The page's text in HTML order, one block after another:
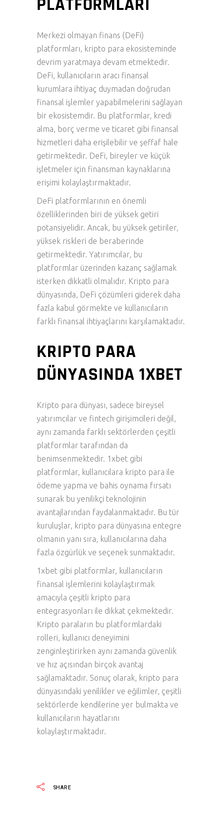
PLATFORMLARI
Merkezi olmayan finans (DeFi)
platformları, kripto para ekosisteminde
devrim yaratmaya devam etmektedir.
DeFi, kullanıcıların aracı finansal
kurumlara ihtiyaç duymadan doğrudan
finansal işlemler yapabilmelerini sağlayan
bir ekosistemdir. Bu platformlar, kredi
alma, borç verme ve ticaret gibi finansal
hizmetleri daha erişilebilir ve şeffaf hale
getirmektedir. DeFi, bireyler ve küçük
işletmeler için finansman kaynaklarına
erişimi kolaylaştırmaktadır.
DeFi platformlarının en önemli
özelliklerinden biri de yüksek getiri
potansiyelidir. Ancak, bu yüksek getiriler,
yüksek riskleri de beraberinde
getirmektedir. Yatırımcılar, bu
platformlar üzerinden kazanç sağlamak
isterken dikkatli olmalıdır. Kripto para
dünyasında, DeFi çözümleri giderek daha
fazla kabul görmekte ve kullanıcıların
farklı finansal ihtiyaçlarını karşılamaktadır.
KRIPTO PARA
DÜNYASINDA 1XBET
Kripto para dünyası, sadece bireysel
yatırımcılar ve fintech girişimcileri değil,
aynı zamanda farklı sektörlerden çeşitli
platformlar tarafından da
benimsenmektedir. 1xbet gibi
platformlar, kullanıcılara kripto para ile
ödeme yapma ve bahis oynama fırsatı
sunarak bu yenilikçi teknolojinin
avantajlarından faydalanmaktadır. Bu tür
kuruluşlar, kripto para dünyasına entegre
olmanın yanı sıra, kullanıcılarına daha
fazla özgürlük ve seçenek sunmaktadır.
1xbet gibi platformlar, kullanıcıların
finansal işlemlerini kolaylaştırmak
amacıyla çeşitli kripto para
entegrasyonları ile dikkat çekmektedir.
Kripto paraların bu platformlardaki
rolleri, kullanıcı deneyimini
zenginleştirirken aynı zamanda güvenlik
ve hız açısından birçok avantaj
sağlamaktadır. Sonuç olarak, kripto para
dünyasındaki yenilikler ve eğilimler, çeşitli
sektörlerde kendilerine yer bulmakta ve
kullanıcıların hayatlarını
kolaylaştırmaktadır.
SHARE